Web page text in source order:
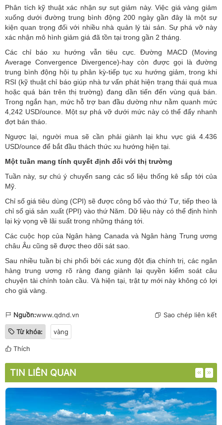
Phân tích kỹ thuật xác nhận sự sụt giảm này. Việc giá vàng giảm
xuống dưới đường trung bình động 200 ngày gần đây là một sự
kiện quan trọng đối với nhiều nhà quản lý tài sản. Sự phá vỡ này
xác nhận mô hình giảm giá đã tồn tại trong gần 2 tháng.
Các chỉ báo xu hướng vẫn tiêu cực. Đường MACD (Moving
Average Convergence Divergence)-hay còn được gọi là đường
trung bình động hội tụ phân kỳ-tiếp tục xu hướng giảm, trong khi
RSI (kỹ thuật chỉ báo giúp nhà tư vấn phát hiện trạng thái quá mua
hoặc quá bán trên thị trường) đang dần tiến đến vùng quá bán.
Trong ngắn hạn, mức hỗ trợ ban đầu dường như nằm quanh mức
4,242 USD/ounce. Một sự phá vỡ dưới mức này có thể đẩy nhanh
đợt bán tháo.
Ngược lại, người mua sẽ cần phải giành lại khu vực giá 4.436
USD/ounce để bắt đầu thách thức xu hướng hiện tại.
Một tuần mang tính quyết định đối với thị trường
Tuần này, sự chú ý chuyển sang các số liệu thống kê sắp tới của
Mỹ.
Chỉ số giá tiêu dùng (CPI) sẽ được công bố vào thứ Tư, tiếp theo là
chỉ số giá sản xuất (PPI) vào thứ Năm. Dữ liệu này có thể định hình
lại kỳ vọng về lãi suất trong những tháng tới.
Các cuộc họp của Ngân hàng Canada và Ngân hàng Trung ương
châu Âu cũng sẽ được theo dõi sát sao.
Sau nhiều tuần bị chi phối bởi các xung đột địa chính trị, các ngân
hàng trung ương rõ ràng đang giành lại quyền kiểm soát câu
chuyện tài chính toàn cầu. Và hiện tại, trật tự mới này không có lợi
cho giá vàng.
Nguồn:www.qdnd.vn Sao chép liên kết
Từ khóa: vàng
Thích
TIN LIÊN QUAN